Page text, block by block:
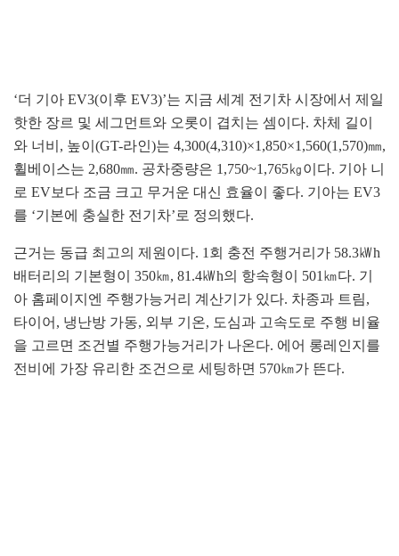
‘더 기아 EV3(이후 EV3)’는 지금 세계 전기차 시장에서 제일
핫한 장르 및 세그먼트와 오롯이 겹치는 셈이다. 차체 길이
와 너비, 높이(GT-라인)는 4,300(4,310)×1,850×1,560(1,570)㎜,
휠베이스는 2,680㎜. 공차중량은 1,750~1,765㎏이다. 기아 니
로 EV보다 조금 크고 무거운 대신 효율이 좋다. 기아는 EV3
를 ‘기본에 충실한 전기차’로 정의했다.
근거는 동급 최고의 제원이다. 1회 충전 주행거리가 58.3㎾h
배터리의 기본형이 350㎞, 81.4㎾h의 항속형이 501㎞다. 기
아 홈페이지엔 주행가능거리 계산기가 있다. 차종과 트림,
타이어, 냉난방 가동, 외부 기온, 도심과 고속도로 주행 비율
을 고르면 조건별 주행가능거리가 나온다. 에어 롱레인지를
전비에 가장 유리한 조건으로 세팅하면 570㎞가 뜬다.